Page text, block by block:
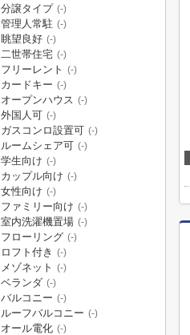
分譲タイプ (-)
管理人常駐 (-)
眺望良好 (-)
二世帯住宅 (-)
フリーレント (-)
カードキー (-)
オープンハウス (-)
外国人可 (-)
ガスコンロ設置可 (-)
ルームシェア可 (-)
学生向け (-)
カップル向け (-)
女性向け (-)
ファミリー向け (-)
室内洗濯機置場 (-)
フローリング (-)
ロフト付き (-)
メゾネット (-)
ベランダ (-)
バルコニー (-)
ルーフバルコニー (-)
オール電化 (-)